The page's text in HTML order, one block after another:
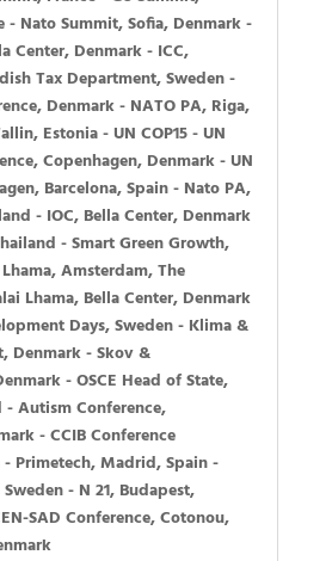
- Nato Summit, Sofia, Denmark -
Center, Denmark - ICC,
Tax Department, Sweden -
, Denmark - NATO PA, Riga,
Estonia -UN COP15- UN
Copenhagen, Denmark -UN
, Barcelona, Spain - Nato PA,
- IOC, Bella Center, Denmark
-Smart Green Growth,
, Amsterdam, The
Lhama, Bella Center, Denmark
Days, Sweden - Klima &
, Denmark -Skov &
-OSCE Head of State,
-Autism Conference,
-CCIB Conference
- Primetech, Madrid, Spain -
- N 21, Budapest,
SAD Conference, Cotonou,